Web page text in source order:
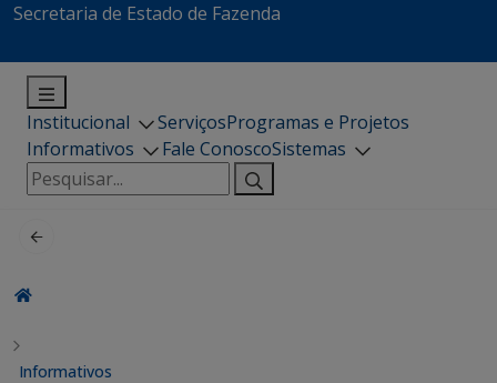
Secretaria de Estado de Fazenda
Institucional ServiçosProgramas e Projetos
Informativos
Fale ConoscoSistemas
Pesquisar
por:
Informativos